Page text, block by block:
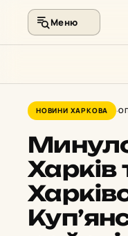
контенту
Меню
НОВИНИ ХАРКОВА
Харків